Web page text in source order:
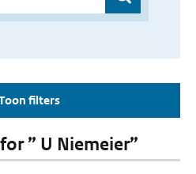
filters
” U Niemeier”